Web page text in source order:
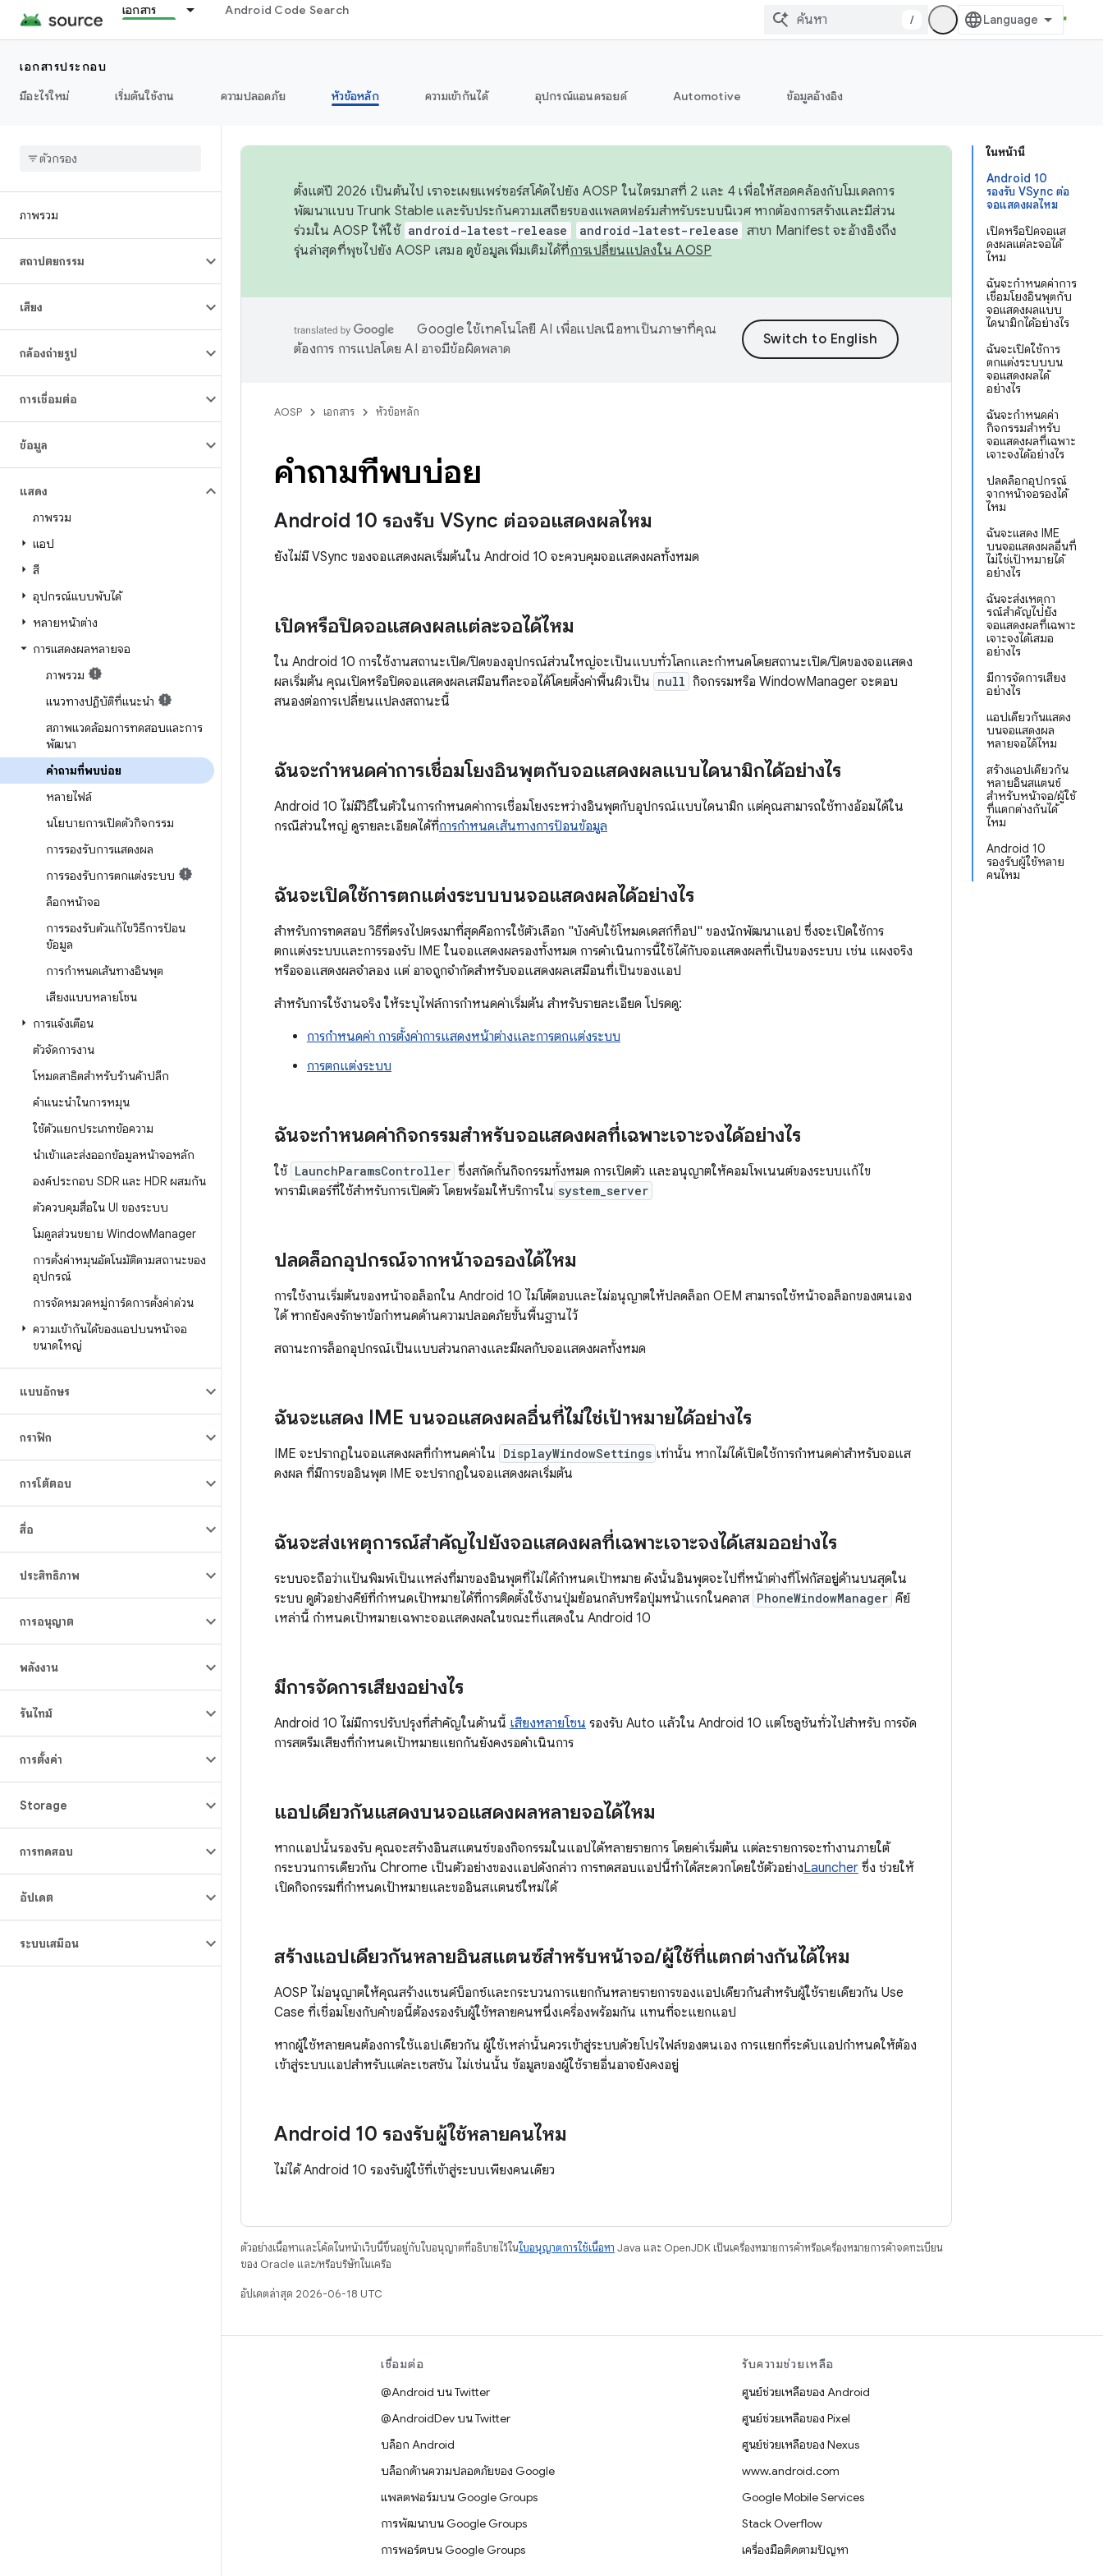
เอกสาร Android Code Search
/
เอกสารประกอบ
มีอะไรใหม่
เริ่มต้นใช้งาน ความปลอดภัย หัวข้อหลัก ความเข้ากันได้ อุปกรณ์แอนดรอยด์ Automotive ข้อมูลอ้างอิง
ภาพรวม
สถาปัตยกรรม
เสียง
กล้องถ่ายรูป
การเชื่อมต่อ
ข้อมูล
แสดง
ภาพรวม
แอป
สี
อุปกรณ์แบบพับได้
หลายหน้าต่าง
การแสดงผลหลายจอ
ภาพรวม
แนวทางปฏิบัติที่แนะนำ
สภาพแวดล้อมการทดสอบและการ
พัฒนา
คำถามที่พบบ่อย
หลายไฟล์
นโยบายการเปิดตัวกิจกรรม
การรองรับการแสดงผล
การรองรับการตกแต่งระบบ
ล็อกหน้าจอ
การรองรับตัวแก้ไขวิธีการป้อน
ข้อมูล
การกำหนดเส้นทางอินพุต
เสียงแบบหลายโซน
การแจ้งเตือน
ตัวจัดการงาน
โหมดสาธิตสำหรับร้านค้าปลีก
คำแนะนำในการหมุน
ใช้ตัวแยกประเภทข้อความ
นำเข้าและส่งออกข้อมูลหน้าจอหลัก
องค์ประกอบ SDR และ HDR ผสมกัน
ตัวควบคุมสื่อใน UI ของระบบ
โมดูลส่วนขยาย WindowManager
การตั้งค่าหมุนอัตโนมัติตามสถานะของ
อุปกรณ์
การจัดหมวดหมู่การ์ดการตั้งค่าด่วน
ความเข้ากันได้ของแอปบนหน้าจอ
ขนาดใหญ่
แบบอักษร
กราฟิก
การโต้ตอบ
สื่อ
ประสิทธิภาพ
การอนุญาต
พลังงาน
รันไทม์
การตั้งค่า
Storage
การทดสอบ
อัปเดต
ระบบเสมือน
ในหน้านี้
Android 10
รองรับ VSync ต่อ
จอแสดงผลไหม
เปิดหรือปิดจอแส
ดงผลแต่ละจอได้
ไหม
ฉันจะกำหนดค่าการ
เชื่อมโยงอินพุตกับ
จอแสดงผลแบบ
ไดนามิกได้อย่างไร
ฉันจะเปิดใช้การ
ตกแต่งระบบบน
จอแสดงผลได้
อย่างไร
ฉันจะกำหนดค่า
กิจกรรมสำหรับ
จอแสดงผลที่เฉพาะ
เจาะจงได้อย่างไร
ปลดล็อกอุปกรณ์
จากหน้าจอรองได้
ไหม
ฉันจะแสดง IME
บนจอแสดงผลอื่นที่
ไม่ใช่เป้าหมายได้
อย่างไร
ฉันจะส่งเหตุกา
รณ์สําคัญไปยัง
จอแสดงผลที่เฉพาะ
เจาะจงได้เสมอ
อย่างไร
มีการจัดการเสียง
อย่างไร
แอปเดียวกันแสดง
บนจอแสดงผล
หลายจอได้ไหม
สร้างแอปเดียวกัน
หลายอินสแตนซ์
สำหรับหน้าจอ/ผู้ใช้
ที่แตกต่างกันได้
ไหม
Android 10
รองรับผู้ใช้หลาย
คนไหม
ตั้งแต่ปี 2026 เป็นต้นไป เราจะเผยแพร่ซอร์สโค้ดไปยัง AOSP ในไตรมาสที่ 2 และ 4 เพื่อให้สอดคล้องกับโมเดลการ
พัฒนาแบบ Trunk Stable และรับประกันความเสถียรของแพลตฟอร์มสำหรับระบบนิเวศ หากต้องการสร้างและมีส่วน
ร่วมใน AOSP ให้ใช้ android-latest-release android-latest-release สาขา Manifest จะอ้างอิงถึง
รุ่นล่าสุดที่พุชไปยัง AOSP เสมอ ดูข้อมูลเพิ่มเติมได้ที่การเปลี่ยนแปลงใน AOSP
Google ใช้เทคโนโลยี AI เพื่อแปลเนื้อหาเป็นภาษาที่คุณ
ต้องการ การแปลโดย AI อาจมีข้อผิดพลาด
AOSP เอกสาร หัวข้อหลัก
คำถามที่พบบ่อย
Android 10 รองรับ VSync ต่อจอแสดงผลไหม
ยังไม่มี VSync ของจอแสดงผลเริ่มต้นใน Android 10 จะควบคุมจอแสดงผลทั้งหมด
เปิดหรือปิดจอแสดงผลแต่ละจอได้ไหม
ใน Android 10 การใช้งานสถานะเปิด/ปิดของอุปกรณ์ส่วนใหญ่จะเป็นแบบทั่วโลกและกำหนดโดยสถานะเปิด/ปิดของจอแสดง
ผลเริ่มต้น คุณเปิดหรือปิดจอแสดงผลเสมือนทีละจอได้โดยตั้งค่าพื้นผิวเป็น null กิจกรรมหรือ WindowManager จะตอบ
สนองต่อการเปลี่ยนแปลงสถานะนี้
ฉันจะกำหนดค่าการเชื่อมโยงอินพุตกับจอแสดงผลแบบไดนามิกได้อย่างไร
Android 10 ไม่มีวิธีในตัวในการกำหนดค่าการเชื่อมโยงระหว่างอินพุตกับอุปกรณ์แบบไดนามิก แต่คุณสามารถใช้ทางอ้อมได้ใน
กรณีส่วนใหญ่ ดูรายละเอียดได้ที่การกำหนดเส้นทางการป้อนข้อมูล
ฉันจะเปิดใช้การตกแต่งระบบบนจอแสดงผลได้อย่างไร
สำหรับการทดสอบ วิธีที่ตรงไปตรงมาที่สุดคือการใช้ตัวเลือก "บังคับใช้โหมดเดสก์ท็อป" ของนักพัฒนาแอป ซึ่งจะเปิดใช้การ
ตกแต่งระบบและการรองรับ IME ในจอแสดงผลรองทั้งหมด การดำเนินการนี้ใช้ได้กับจอแสดงผลที่เป็นของระบบ เช่น แผงจริง
หรือจอแสดงผลจำลอง แต่ อาจถูกจำกัดสำหรับจอแสดงผลเสมือนที่เป็นของแอป
สำหรับการใช้งานจริง ให้ระบุไฟล์การกำหนดค่าเริ่มต้น สำหรับรายละเอียด โปรดดู:
การกำหนดค่า การตั้งค่าการแสดงหน้าต่างและการตกแต่งระบบ
การตกแต่งระบบ
ฉันจะกำหนดค่ากิจกรรมสำหรับจอแสดงผลที่เฉพาะเจาะจงได้อย่างไร
ใช้ LaunchParamsController ซึ่งสกัดกั้นกิจกรรมทั้งหมด การเปิดตัว และอนุญาตให้คอมโพเนนต์ของระบบแก้ไข
พารามิเตอร์ที่ใช้สำหรับการเปิดตัว โดยพร้อมให้บริการใน system_server
ปลดล็อกอุปกรณ์จากหน้าจอรองได้ไหม
การใช้งานเริ่มต้นของหน้าจอล็อกใน Android 10 ไม่โต้ตอบและไม่อนุญาตให้ปลดล็อก OEM สามารถใช้หน้าจอล็อกของตนเอง
ได้ หากยังคงรักษาข้อกำหนดด้านความปลอดภัยขั้นพื้นฐานไว้
สถานะการล็อกอุปกรณ์เป็นแบบส่วนกลางและมีผลกับจอแสดงผลทั้งหมด
ฉันจะแสดง IME บนจอแสดงผลอื่นที่ไม่ใช่เป้าหมายได้อย่างไร
IME จะปรากฏในจอแสดงผลที่กำหนดค่าใน DisplayWindowSettings เท่านั้น หากไม่ได้เปิดใช้การกำหนดค่าสำหรับจอแส
ดงผล ที่มีการขออินพุต IME จะปรากฏในจอแสดงผลเริ่มต้น
ฉันจะส่งเหตุการณ์สําคัญไปยังจอแสดงผลที่เฉพาะเจาะจงได้เสมออย่างไร
ระบบจะถือว่าแป้นพิมพ์เป็นแหล่งที่มาของอินพุตที่ไม่ได้กำหนดเป้าหมาย ดังนั้นอินพุตจะไปที่หน้าต่างที่โฟกัสอยู่ด้านบนสุดใน
ระบบ ดูตัวอย่างคีย์ที่กำหนดเป้าหมายได้ที่การติดตั้งใช้งานปุ่มย้อนกลับหรือปุ่มหน้าแรกในคลาส PhoneWindowManager คีย์
เหล่านี้ กำหนดเป้าหมายเฉพาะจอแสดงผลในขณะที่แสดงใน Android 10
มีการจัดการเสียงอย่างไร
Android 10 ไม่มีการปรับปรุงที่สำคัญในด้านนี้ เสียงหลายโซน รองรับ Auto แล้วใน Android 10 แต่โซลูชันทั่วไปสำหรับ การจัด
การสตรีมเสียงที่กำหนดเป้าหมายแยกกันยังคงรอดำเนินการ
แอปเดียวกันแสดงบนจอแสดงผลหลายจอได้ไหม
หากแอปนั้นรองรับ คุณจะสร้างอินสแตนซ์ของกิจกรรมในแอปได้หลายรายการ โดยค่าเริ่มต้น แต่ละรายการจะทำงานภายใต้
กระบวนการเดียวกัน Chrome เป็นตัวอย่างของแอปดังกล่าว การทดสอบแอปนี้ทำได้สะดวกโดยใช้ตัวอย่างLauncher ซึ่ง ช่วยให้
เปิดกิจกรรมที่กำหนดเป้าหมายและขออินสแตนซ์ใหม่ได้
สร้างแอปเดียวกันหลายอินสแตนซ์สำหรับหน้าจอ/ผู้ใช้ที่แตกต่างกันได้ไหม
AOSP ไม่อนุญาตให้คุณสร้างแซนด์บ็อกซ์และกระบวนการแยกกันหลายรายการของแอปเดียวกันสำหรับผู้ใช้รายเดียวกัน Use
Case ที่เชื่อมโยงกับคำขอนี้ต้องรองรับผู้ใช้หลายคนหนึ่งเครื่องพร้อมกัน แทนที่จะแยกแอป
หากผู้ใช้หลายคนต้องการใช้แอปเดียวกัน ผู้ใช้เหล่านั้นควรเข้าสู่ระบบด้วยโปรไฟล์ของตนเอง การแยกที่ระดับแอปกำหนดให้ต้อง
เข้าสู่ระบบแอปสำหรับแต่ละเซสชัน ไม่เช่นนั้น ข้อมูลของผู้ใช้รายอื่นอาจยังคงอยู่
Android 10 รองรับผู้ใช้หลายคนไหม
ไม่ได้ Android 10 รองรับผู้ใช้ที่เข้าสู่ระบบเพียงคนเดียว
ตัวอย่างเนื้อหาและโค้ดในหน้าเว็บนี้ขึ้นอยู่กับใบอนุญาตที่อธิบายไว้ในใบอนุญาตการใช้เนื้อหา Java และ OpenJDK เป็นเครื่องหมายการค้าหรือเครื่องหมายการค้าจดทะเบียน
ของ Oracle และ/หรือบริษัทในเครือ
อัปเดตล่าสุด 2026-06-18 UTC
เชื่อมต่อ
@Android บน Twitter
@AndroidDev บน Twitter
บล็อก Android
บล็อกด้านความปลอดภัยของ Google
แพลตฟอร์มบน Google Groups
การพัฒนาบน Google Groups
การพอร์ตบน Google Groups
รับความช่วยเหลือ
ศูนย์ช่วยเหลือของ Android
ศูนย์ช่วยเหลือของ Pixel
ศูนย์ช่วยเหลือของ Nexus
www.android.com
Google Mobile Services
Stack Overflow
เครื่องมือติดตามปัญหา